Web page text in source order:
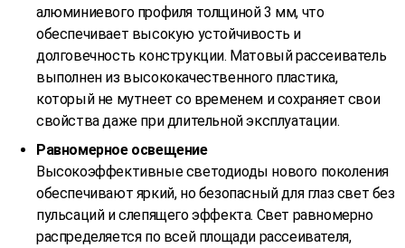
алюминиевого профиля толщиной 3 мм, что
обеспечивает высокую устойчивость и
долговечность конструкции. Матовый рассеиватель
выполнен из высококачественного пластика,
который не мутнеет со временем и сохраняет свои
свойства даже при длительной эксплуатации.
Равномерное освещение
Высокоэффективные светодиоды нового поколения
обеспечивают яркий, но безопасный для глаз свет без
пульсаций и слепящего эффекта. Свет равномерно
распределяется по всей площади рассеивателя,